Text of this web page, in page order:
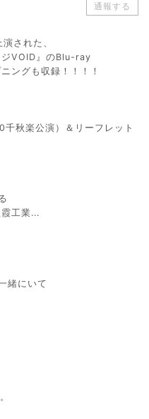
通報する
された、
ジVOID』のBlu-ray
ングも収録！！！！
秋楽公演）＆リーフレット
工業...
緒にいて